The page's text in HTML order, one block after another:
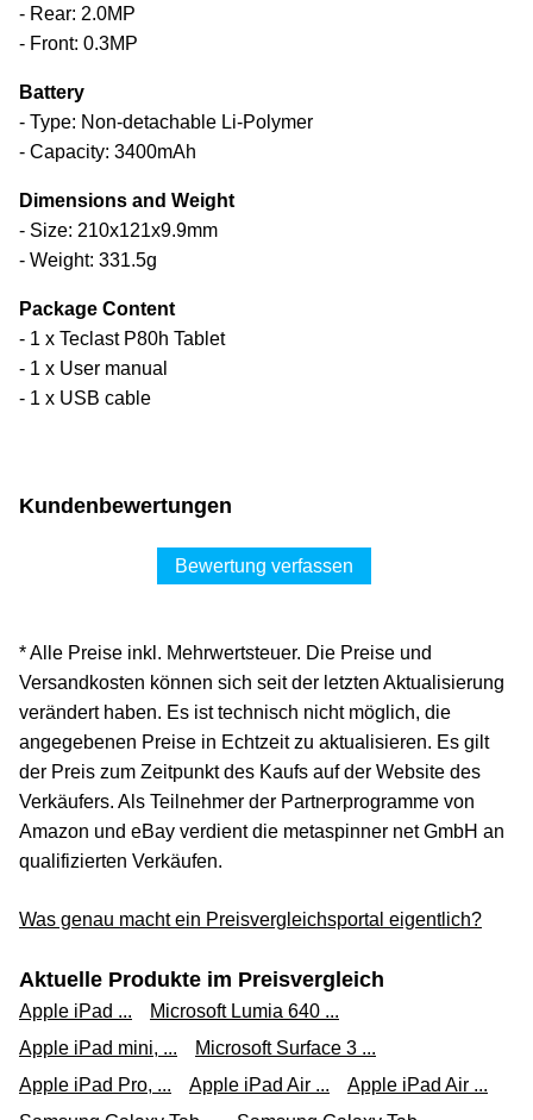
- Rear: 2.0MP
- Front: 0.3MP
Battery
- Type: Non-detachable Li-Polymer
- Capacity: 3400mAh
Dimensions and Weight
- Size: 210x121x9.9mm
- Weight: 331.5g
Package Content
- 1 x Teclast P80h Tablet
- 1 x User manual
- 1 x USB cable
Kundenbewertungen
Bewertung verfassen
* Alle Preise inkl. Mehrwertsteuer. Die Preise und
Versandkosten können sich seit der letzten Aktualisierung
verändert haben. Es ist technisch nicht möglich, die
angegebenen Preise in Echtzeit zu aktualisieren. Es gilt
der Preis zum Zeitpunkt des Kaufs auf der Website des
Verkäufers. Als Teilnehmer der Partnerprogramme von
Amazon und eBay verdient die metaspinner net GmbH an
qualifizierten Verkäufen.
Was genau macht ein Preisvergleichsportal eigentlich?
Aktuelle Produkte im Preisvergleich
Apple iPad ...
Microsoft Lumia 640 ...
Apple iPad mini, ...
Microsoft Surface 3 ...
Apple iPad Pro, ...
Apple iPad Air ...
Apple iPad Air ...